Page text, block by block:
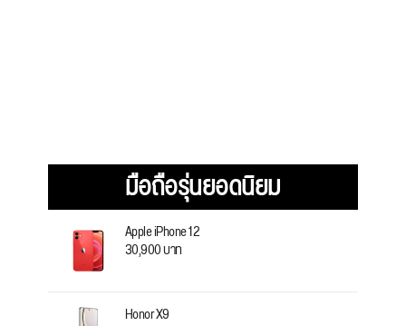
มือถือรุ่นยอดนิยม
Apple iPhone 12
30,900 บาท
Honor X9